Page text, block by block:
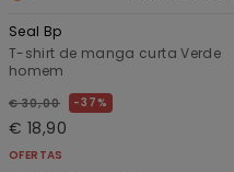
Seal Bp
T-shirt de manga curta Verde
homem
€ 30,00 37%
€ 18,90
OFERTAS